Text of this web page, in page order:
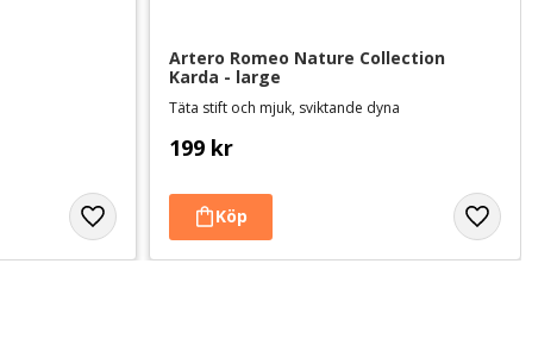
Artero Romeo Nature Collection
Karda - large
Täta stift och mjuk, sviktande dyna
199 kr